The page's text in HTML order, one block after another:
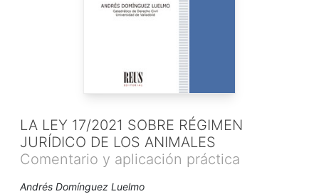
LA LEY 17/2021 SOBRE RÉGIMEN
JURÍDICO DE LOS ANIMALES
Comentario y aplicación práctica
Andrés Domínguez Luelmo